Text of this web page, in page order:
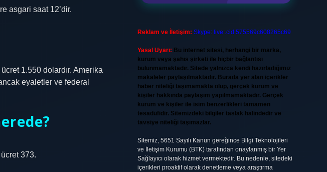
asgari saat 12’dir.
1.550 dolardır. Amerika
eyaletler ve federal
373.
Reklam ve İletişim: Skype: live:.cid.575569c608265c69
Yasal Uyarı: Bu internet sitesi, herhangi bir marka,
kurum veya şahıs şirketi ile hiçbir bağlantısı
bulunmamaktadır. Sitede yalnızca kendi hazırladığımız
makaleler paylaşılmaktadır. Burada yer alan içerikler
haber niteliği taşımamakta olup, gerçek kurum ve
kişiler hakkında paylaşım yapılmamaktadır. Gerçek
kurum ve kişiler ile isim benzerlikleri tamamen
tesadüfidir. Sitemizdeki bilgiler taslak halindedir ve
tavsiye niteliği taşımazlar.
Sitemiz, 5651 Sayılı Kanun gereğince Bilgi Teknolojileri
ve İletişim Kurumu (BTK) tarafından onaylanmış bir Yer
Sağlayıcı olarak hizmet vermektedir. Bu nedenle, sitedeki
içerikleri proaktif olarak denetleme veya araştırma